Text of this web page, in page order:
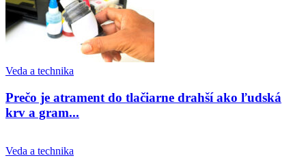
Veda a technika
Prečo je atrament do tlačiarne drahší ako ľudská
krv a gram...
Veda a technika